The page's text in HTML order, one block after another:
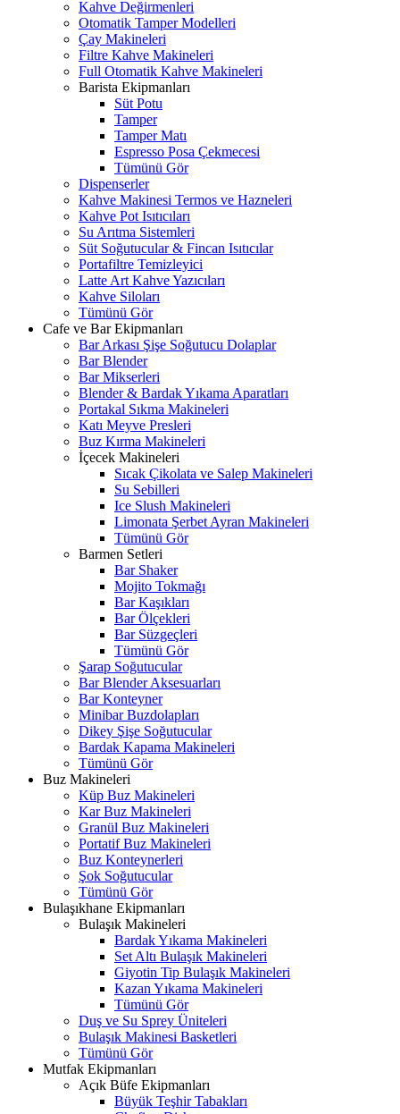
Kahve Değirmenleri
Otomatik Tamper Modelleri
Çay Makineleri
Filtre Kahve Makineleri
Full Otomatik Kahve Makineleri
Barista Ekipmanları
Süt Potu
Tamper
Tamper Matı
Espresso Posa Çekmecesi
Tümünü Gör
Dispenserler
Kahve Makinesi Termos ve Hazneleri
Kahve Pot Isıtıcıları
Su Arıtma Sistemleri
Süt Soğutucular & Fincan Isıtıcılar
Portafiltre Temizleyici
Latte Art Kahve Yazıcıları
Kahve Siloları
Tümünü Gör
Cafe ve Bar Ekipmanları
Bar Arkası Şişe Soğutucu Dolaplar
Bar Blender
Bar Mikserleri
Blender & Bardak Yıkama Aparatları
Portakal Sıkma Makineleri
Katı Meyve Presleri
Buz Kırma Makineleri
İçecek Makineleri
Sıcak Çikolata ve Salep Makineleri
Su Sebilleri
Ice Slush Makineleri
Limonata Şerbet Ayran Makineleri
Tümünü Gör
Barmen Setleri
Bar Shaker
Mojito Tokmağı
Bar Kaşıkları
Bar Ölçekleri
Bar Süzgeçleri
Tümünü Gör
Şarap Soğutucular
Bar Blender Aksesuarları
Bar Konteyner
Minibar Buzdolapları
Dikey Şişe Soğutucular
Bardak Kapama Makineleri
Tümünü Gör
Buz Makineleri
Küp Buz Makineleri
Kar Buz Makineleri
Granül Buz Makineleri
Portatif Buz Makineleri
Buz Konteynerleri
Şok Soğutucular
Tümünü Gör
Bulaşıkhane Ekipmanları
Bulaşık Makineleri
Bardak Yıkama Makineleri
Set Altı Bulaşık Makineleri
Giyotin Tip Bulaşık Makineleri
Kazan Yıkama Makineleri
Tümünü Gör
Duş ve Su Sprey Üniteleri
Bulaşık Makinesi Basketleri
Tümünü Gör
Mutfak Ekipmanları
Açık Büfe Ekipmanları
Büyük Teşhir Tabakları